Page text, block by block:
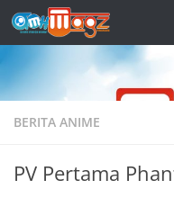
Skip to content
BERITA ANIME
PV Pertama